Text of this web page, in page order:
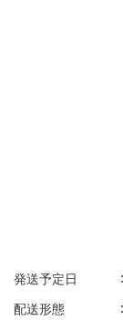
発送予定日
配送形態